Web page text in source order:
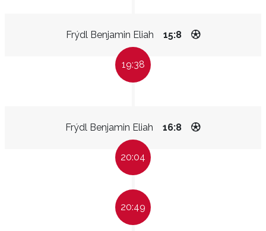
Frýdl Benjamin Eliah 15:8
19:38
Frýdl Benjamin Eliah 16:8
20:04
20:49